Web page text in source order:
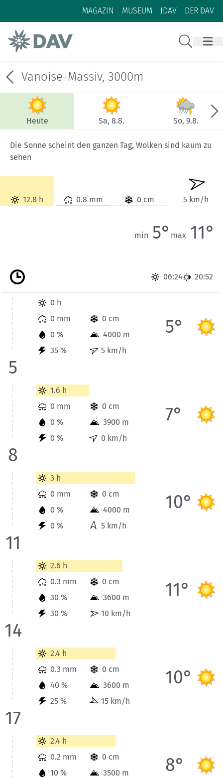
Zum Inhalt
Zur Footer-Navigation
MAGAZIN MUSEUM JDAV DER DAV
Vanoise-Massiv, 3000m
Heute Sa, 8.8. So, 9.8.
Die Sonne scheint den ganzen Tag, Wolken sind kaum zu
sehen
12.8 h 0.8 mm 0 cm 5 km/h
max 11°
min 5°
06:24 20:52
Wetterinformationen der Station Vanoise-Massiv für Heute
5
0 h
0 mm
0 cm
35 %
0 %
4000 m
5 km/h
5°
Wetterinformationen der Station Vanoise-Massiv für Heute
8
1.6 h
0 mm
0 cm
0 %
0 %
3900 m
0 km/h
7°
Wetterinformationen der Station Vanoise-Massiv für Heute
11
3 h
0 mm
0 cm
0 %
0 %
4000 m
5 km/h
10°
Wetterinformationen der Station Vanoise-Massiv für Heute
14
2.6 h
0.3 mm
0 cm
30 %
30 %
3600 m
10 km/h
11°
Wetterinformationen der Station Vanoise-Massiv für Heute
17
2.4 h
0.3 mm
0 cm
25 %
40 %
3600 m
15 km/h
10°
Wetterinformationen der Station Vanoise-Massiv für Heute
2.4 h
0.2 mm
0 cm
10 %
3500 m
8°